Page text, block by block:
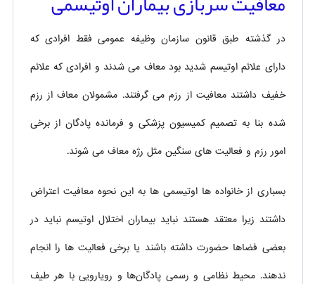
در گذشته طبق قانون سازمان وظیفه عمومی فقط افرادی که
دارای علائم اوتیسم شدید بود معاف می شدند و افرادی که علائم
خفیف داشتند معافیت از رزم می گرفتند. مشمولان معاف از رزم
شده بنا به تصمیم کمیسیون پزشکی و فرمانده پادگان از برخی
امور رزم و فعالیت های سنگین مثل رژه معاف می شوند.
بسباری از خانواده ها اوتیسمی ها به این نحوه معافیت اعتراض
داشتند زیرا معتقد هستند نباید بیماران اختلال اوتیسم نباید در
بعضی فضاها حضورت داشته باشند یا برخی فعالیت ها را انجام
ندهند. محیط نظامی و رسمی پادگان‌ها و رویارویی با هر طیف